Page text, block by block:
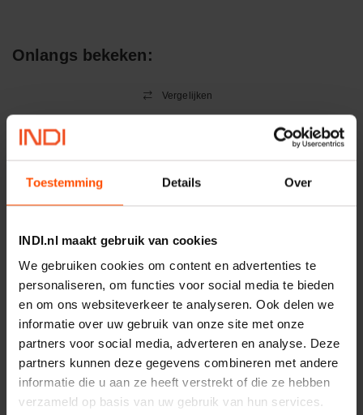
Toestemming Details Over
INDI.nl maakt gebruik van cookies
We gebruiken cookies om content en advertenties te
personaliseren, om functies voor social media te bieden
en om ons websiteverkeer te analyseren. Ook delen we
informatie over uw gebruik van onze site met onze
partners voor social media, adverteren en analyse. Deze
partners kunnen deze gegevens combineren met andere
informatie die u aan ze heeft verstrekt of die ze hebben
verzameld op basis van uw gebruik van hun services.
Afdichtingen voor synthetische- en natuurlijke oliën
Onlangs bekeken:
Vergelijken
Radiatorkwast 5-sterren wit
Artikelnummer:CP2322215
Aantal
Controleer voorraad
Vergelijken
Gelaatsscherm Perfo Nova
PC3A helder
Artikelnummer:820840